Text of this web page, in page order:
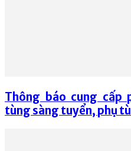
Thông báo cung cấp
tùng sàng tuyển, phụ